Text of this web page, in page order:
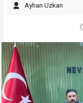
Ayhan Uzkan